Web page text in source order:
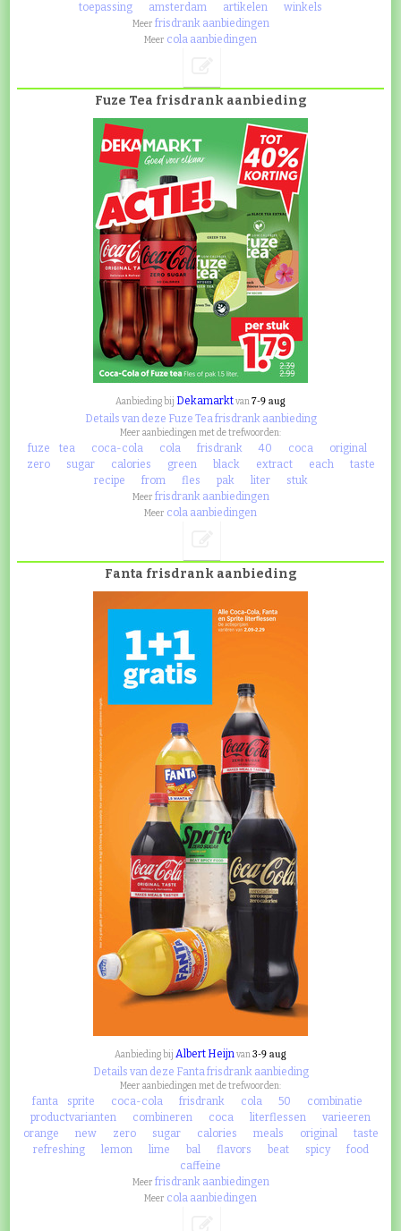
toepassing
amsterdam artikelen winkels
Meer frisdrank aanbiedingen
Meer cola aanbiedingen
Fuze Tea frisdrank aanbieding
Aanbieding bij Dekamarktvan7-9 aug
Details van deze Fuze Tea frisdrank aanbieding
Meer aanbiedingen met de trefwoorden:
fuze tea coca-cola cola frisdrank 40 coca
original
zero
sugar calories green black extract each
taste
recipe
from fles pak liter stuk
Meer frisdrank aanbiedingen
Meer cola aanbiedingen
Fanta frisdrank aanbieding
Aanbieding bij Albert Heijnvan3-9 aug
Details van deze Fanta frisdrank aanbieding
Meer aanbiedingen met de trefwoorden:
fanta sprite coca-cola frisdrank cola 50
combinatie
productvarianten
combineren coca literflessen
varieeren
orange
new zero sugar calories meals original
taste
refreshing
lemon lime bal flavors beat spicy
food
caffeine
Meer frisdrank aanbiedingen
Meer cola aanbiedingen